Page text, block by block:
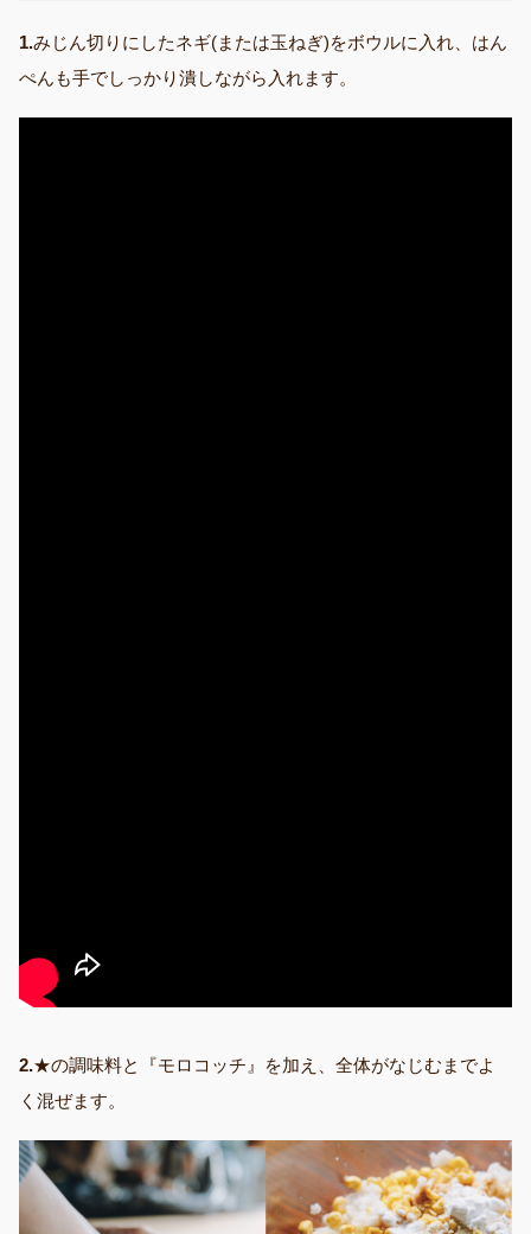
1.みじん切りにしたネギ(または玉ねぎ)をボウルに入れ、はん
ぺんも手でしっかり潰しながら入れます。
2.★の調味料と『モロコッチ』を加え、全体がなじむまでよ
く混ぜます。